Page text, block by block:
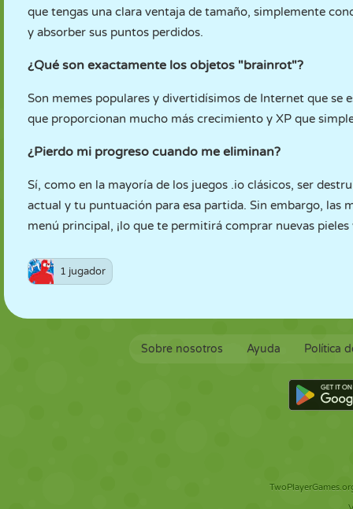
que tengas una clara ventaja de tamaño, simplemente
y absorber sus puntos perdidos.
¿Qué son exactamente los objetos "brainrot"?
Son memes populares y divertidísimos de Internet que se
que proporcionan mucho más crecimiento y XP que
¿Pierdo mi progreso cuando me eliminan?
Sí, como en la mayoría de los juegos .io clásicos, ser
actual y tu puntuación para esa partida. Sin embargo, las
menú principal, ¡lo que te permitirá comprar nuevas
1 jugador
Sobre nosotros Ayuda Política